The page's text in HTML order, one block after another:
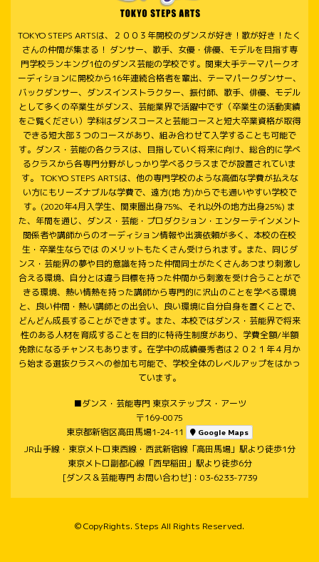
TOKYO STEPS ARTSは、２００３年開校のダンスが好き！歌が好き！たく
さんの仲間が集まる！ ダンサー、歌手、女優・俳優、モデルを目指す専
門学校ランキング1位のダンス芸能の学校です。関東大手テーマパークオ
ーディションに開校から16年連続合格者を輩出、テーマパークダンサー、
バックダンサー、ダンスインストラクター、振付師、歌手、俳優、モデル
として多くの卒業生がダンス、芸能業界で活躍中です（卒業生の活動実績
をご覧ください）学科はダンスコースと芸能コースと短大卒業資格が取得
できる短大部３つのコースがあり、組み合わせて入学することも可能で
す。ダンス・芸能の各クラスは、目指していく将来に向け、総合的に学べ
るクラスから各専門分野がしっかり学べるクラスまでが設置されていま
す。 TOKYO STEPS ARTSは、他の専門学校のような高価な学費が払えな
い方にもリーズナブルな学費で、遠方(地 方)からでも通いやすい学校で
す。(2020年4月入学生、関東圏出身75%、それ以外の地方出身25%) ま
た、年間を通じ、ダンス・芸能・プロダクション・エンターテインメント
関係者や講師からのオーディション情報や出演依頼が多く、本校の在校
生・卒業生ならでは のメリットもたくさん受けられます。また、同じダ
ンス・芸能界の夢や目的意識を持った仲間同士がたくさんあつまり刺激し
合える環境、自分とは違う目標を持った仲間から刺激を受け合うことがで
きる環境、熱い情熱を持った講師から専門的に沢山のことを学べる環境
と、良い仲間・熱い講師との出会い、良い環境に自分自身を置くことで、
どんどん成長することができます。また、本校ではダンス・芸能界で将来
性のある人材を育成することを目的に特待生制度があり、学費全額/半額
免除になるチャンスもあります。在学中の成績優秀者は２０２１年４月か
ら始まる選抜クラスへの参加も可能で、学校全体のレベルアップをはかっ
ています。
■ダンス・芸能専門 東京ステップス・アーツ
〒169-0075
東京都新宿区高田馬場1-24-11
Google Maps
JR山手線・東京メトロ東西線・西武新宿線「高田馬場」駅より徒歩1分
東京メトロ副都心線「西早稲田」駅より徒歩6分
[ダンス＆芸能専門 お問い合わせ]：03-6233-7739
© CopyRights. Steps All Rights Reserved.